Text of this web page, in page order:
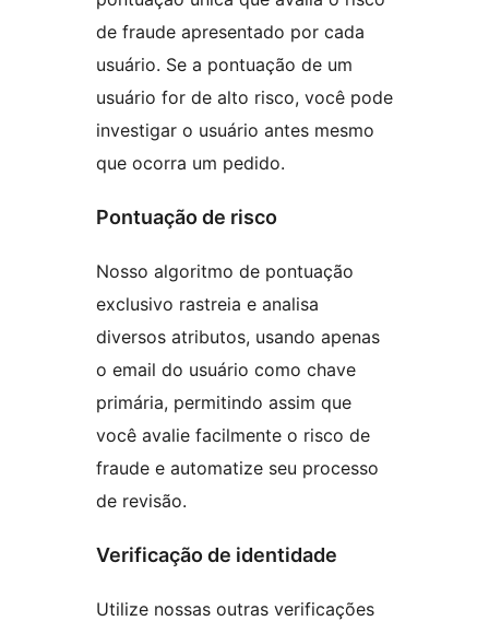
de fraude apresentado por cada
usuário. Se a pontuação de um
usuário for de alto risco, você pode
investigar o usuário antes mesmo
que ocorra um pedido.
Pontuação de risco
Nosso algoritmo de pontuação
exclusivo rastreia e analisa
diversos atributos, usando apenas
o email do usuário como chave
primária, permitindo assim que
você avalie facilmente o risco de
fraude e automatize seu processo
de revisão.
Verificação de identidade
Utilize nossas outras verificações